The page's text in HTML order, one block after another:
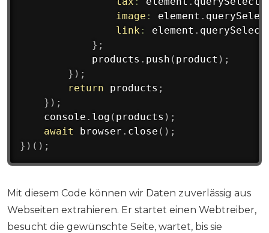
image : element .
link: element .
} ;
            products
. push ( product ) ;
} ) ;
return products ;
} ) ;
    console
. log ( products ) ;
await browser . close ( ) ;
} ) ( ) ;
Mit diesem Code können wir Daten zuverlässig aus
Webseiten extrahieren. Er startet einen Webtreiber,
besucht die gewünschte Seite, wartet, bis sie